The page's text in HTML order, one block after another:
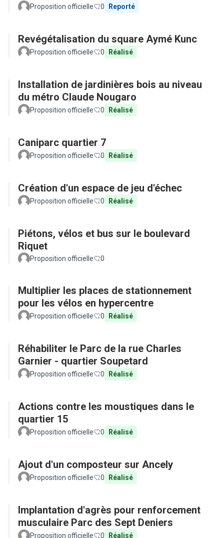
Proposition officielle 0 Reporté
Revégétalisation du square Aymé Kunc
Proposition officielle 0 Réalisé
Installation de jardinières bois au niveau
du métro Claude Nougaro
Proposition officielle 0 Réalisé
Caniparc quartier 7
Proposition officielle 0 Réalisé
Création d'un espace de jeu d'échec
Proposition officielle 0 Réalisé
Piétons, vélos et bus sur le boulevard
Riquet
Proposition officielle 0
Multiplier les places de stationnement
pour les vélos en hypercentre
Proposition officielle 0 Réalisé
Réhabiliter le Parc de la rue Charles
Garnier - quartier Soupetard
Proposition officielle 0 Réalisé
Actions contre les moustiques dans le
quartier 15
Proposition officielle 0 Réalisé
Ajout d'un composteur sur Ancely
Proposition officielle 0 Réalisé
Implantation d'agrès pour renforcement
musculaire Parc des Sept Deniers
Proposition officielle 0 Réalisé